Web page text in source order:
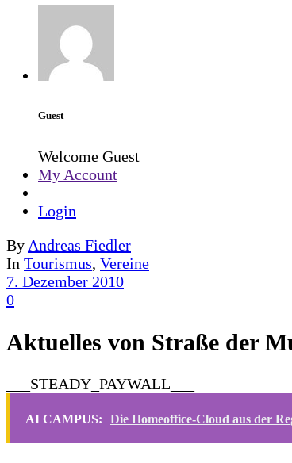
Guest
Welcome Guest
My Account
Login
By Andreas Fiedler
In Tourismus, Vereine
7. Dezember 2010
0
Aktuelles von Straße der
___STEADY_PAYWALL___
AI CAMPUS: Die Homeoffice-Cloud aus der